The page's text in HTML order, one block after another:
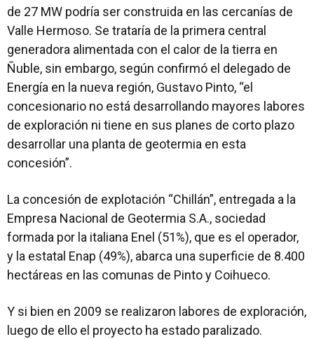
de 27 MW podría ser construida en las cercanías de
Valle Hermoso. Se trataría de la primera central
generadora alimentada con el calor de la tierra en
Ñuble, sin embargo, según confirmó el delegado de
Energía en la nueva región, Gustavo Pinto, “el
concesionario no está desarrollando mayores labores
de exploración ni tiene en sus planes de corto plazo
desarrollar una planta de geotermia en esta
concesión”.
La concesión de explotación “Chillán”, entregada a la
Empresa Nacional de Geotermia S.A., sociedad
formada por la italiana Enel (51%), que es el operador,
y la estatal Enap (49%), abarca una superficie de 8.400
hectáreas en las comunas de Pinto y Coihueco.
Y si bien en 2009 se realizaron labores de exploración,
luego de ello el proyecto ha estado paralizado.